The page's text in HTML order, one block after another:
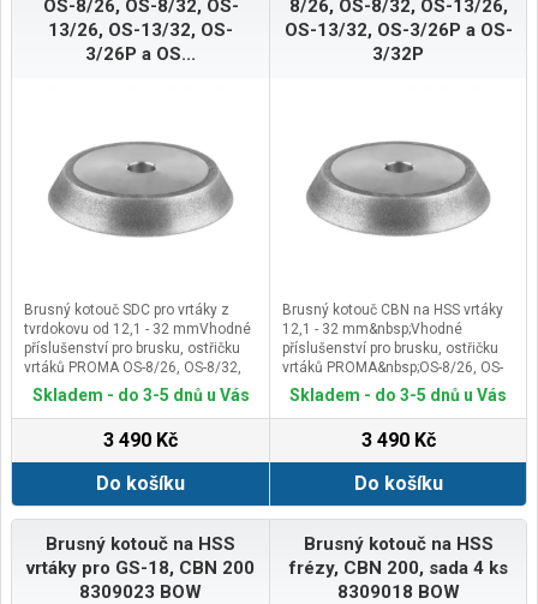
service@scheppach.com
OS-8/26, OS-8/32, OS-
13/26, OS-13/32, OS-
3/26P a OS...
Brusný kotouč SDC pro vrtáky z
tvrdokovu od 12,1 - 32 mmVhodné
příslušenství pro brusku, ostřičku
vrtáků PROMA OS-8/26, OS-8/32,
OS-13/26, OS-13/32, OS-3/26P a
OS-3/32P
Skladem - do 3-5 dnů u Vás
3 490 Kč
Do košíku
8/26, OS-8/32, OS-13/26,
OS-13/32, OS-3/26P a OS-
3/32P
Brusný kotouč CBN na HSS vrtáky
12,1 - 32 mm&nbsp;Vhodné
příslušenství pro brusku, ostřičku
vrtáků PROMA&nbsp;OS-8/26, OS-
8/32, OS-13/26, OS-13/32, OS-
3/26P a OS-3/32P
Skladem - do 3-5 dnů u Vás
3 490 Kč
Do košíku
Brusný kotouč na HSS
vrtáky pro GS-18, CBN 200
8309023 BOW
Brusný kotouč na HSS
frézy, CBN 200, sada 4 ks
8309018 BOW